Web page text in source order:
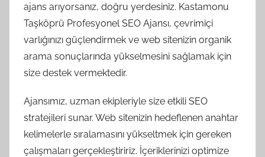
ajans arıyorsanız, doğru yerdesiniz. Kastamonu
Taşköprü Profesyonel SEO Ajansı, çevrimiçi
varlığınızı güçlendirmek ve web sitenizin organik
arama sonuçlarında yükselmesini sağlamak için
size destek vermektedir.
Ajansımız, uzman ekipleriyle size etkili SEO
stratejileri sunar. Web sitenizin hedeflenen anahtar
kelimelerle sıralamasını yükseltmek için gereken
çalışmaları gerçekleştiririz. İçeriklerinizi optimize